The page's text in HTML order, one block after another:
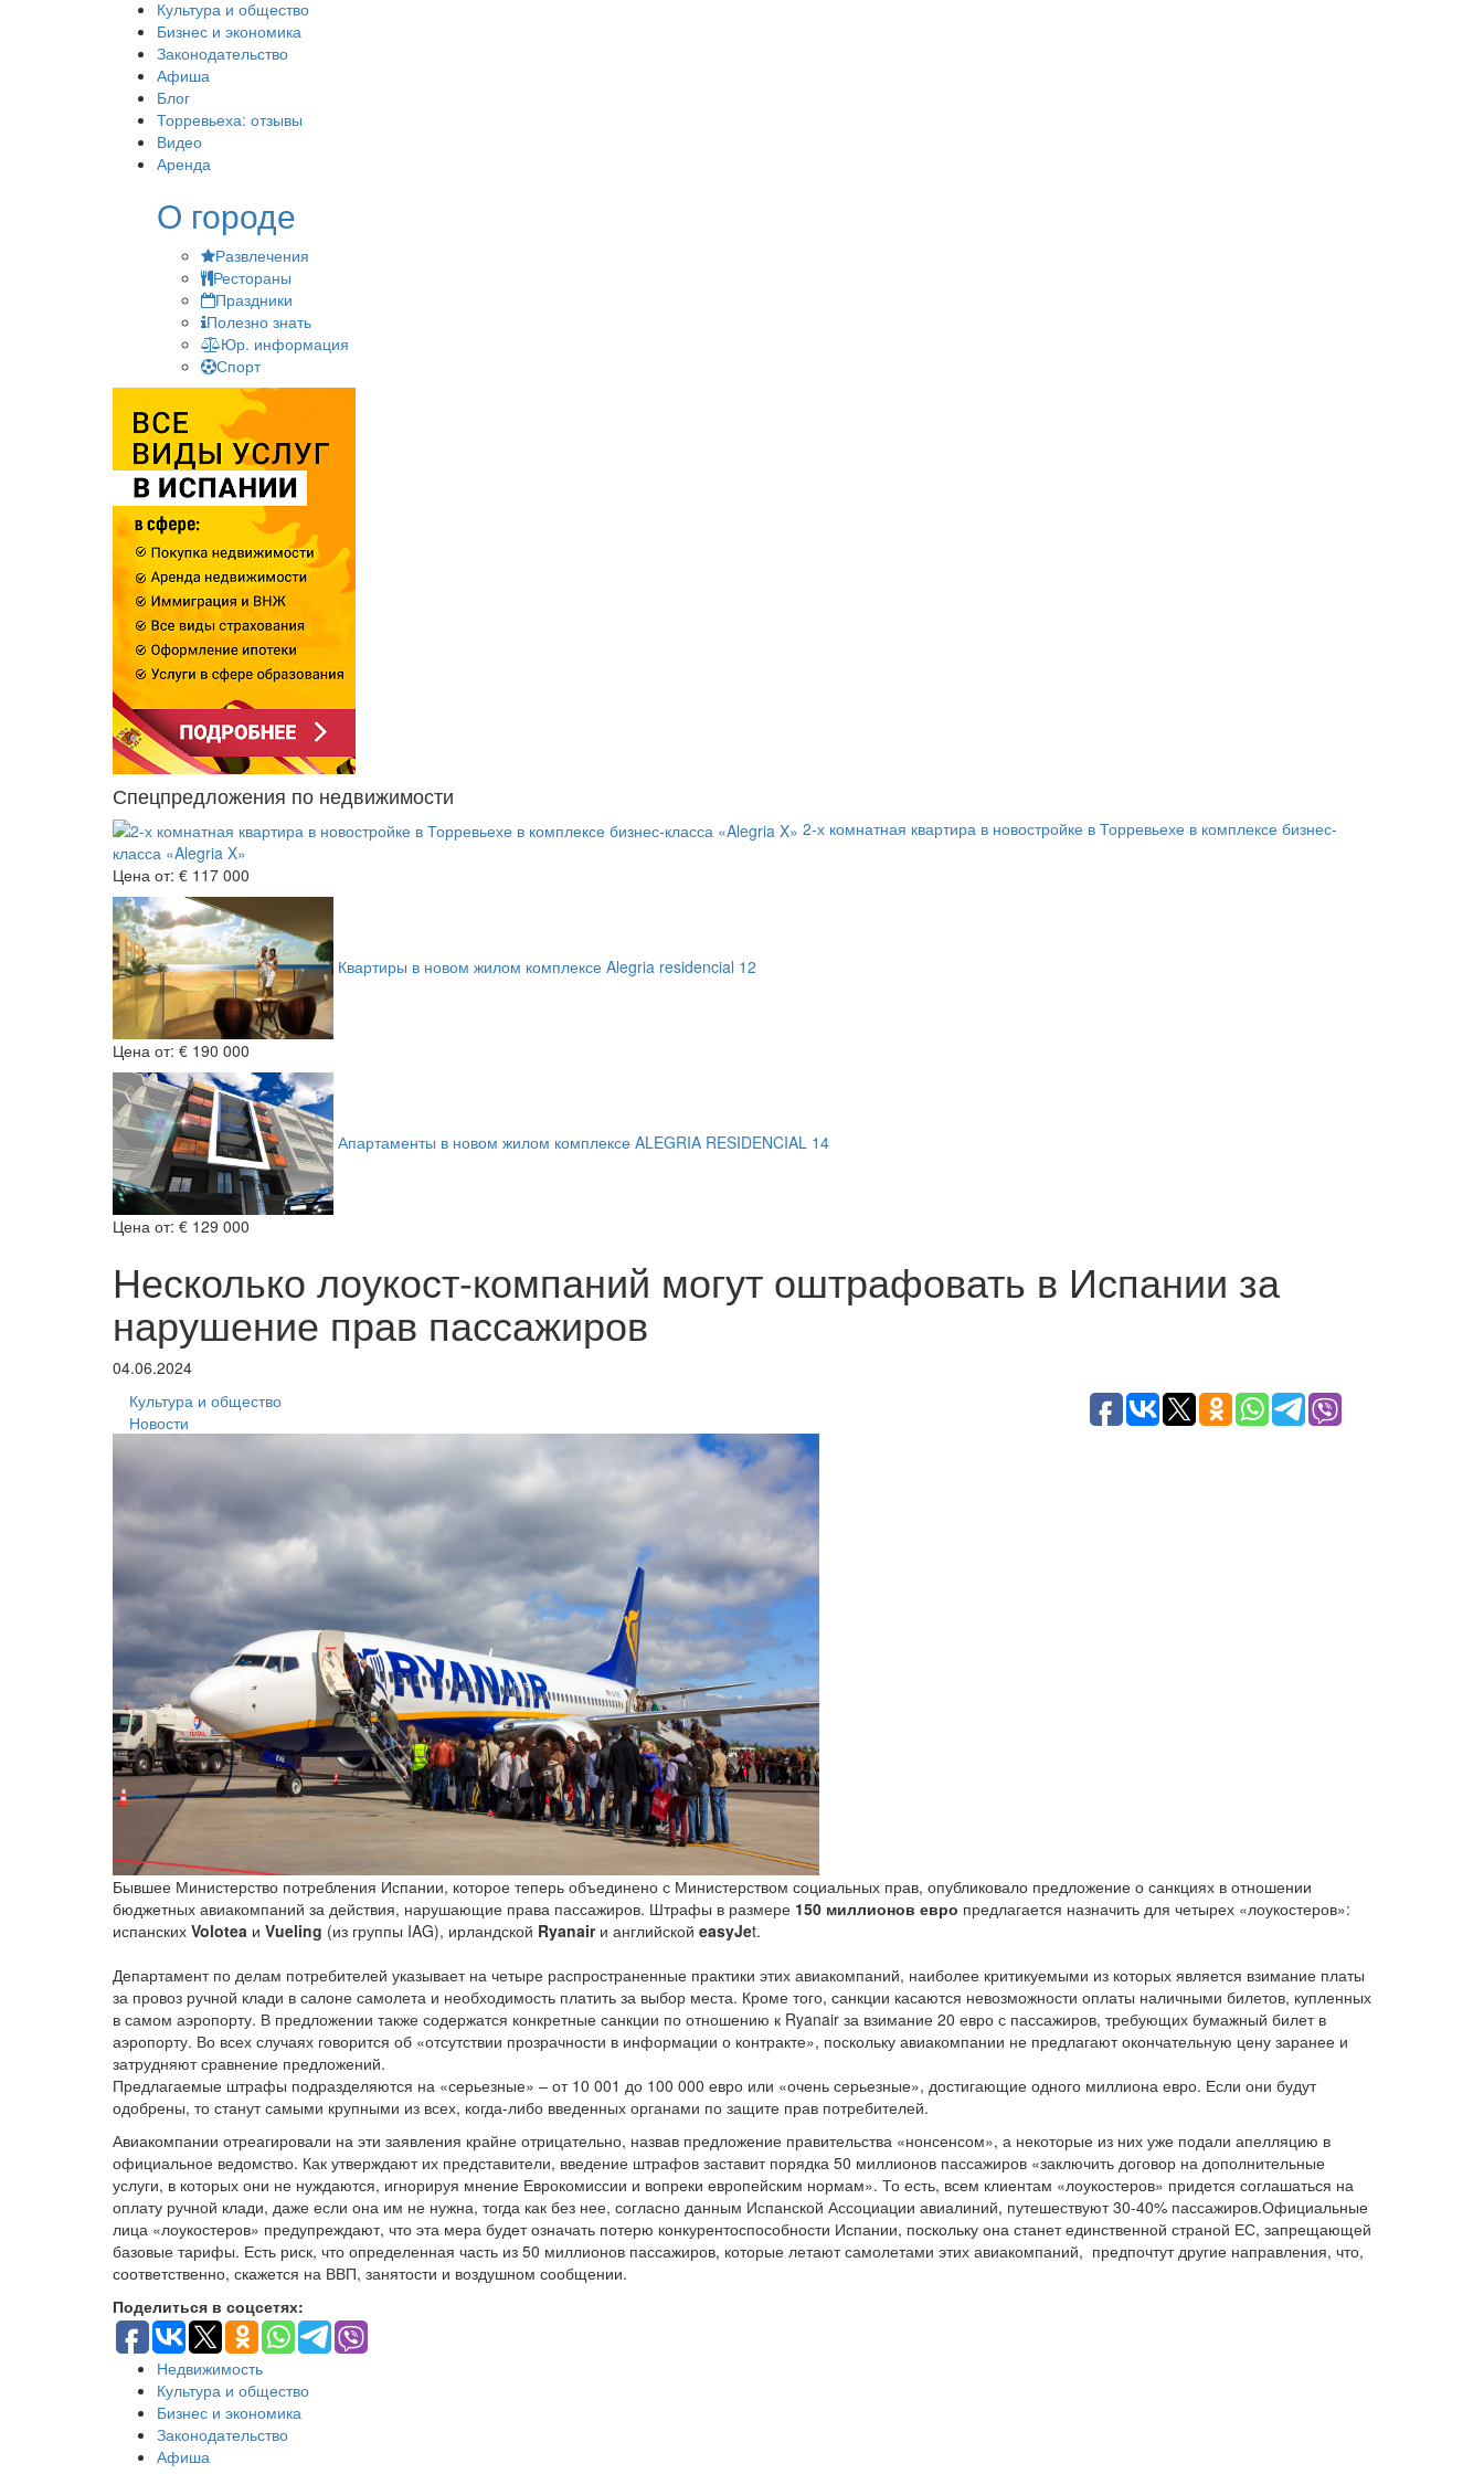
Культура и общество
Бизнес и экономика
Законодательство
Афиша
Блог
Торревьеха: отзывы
Видео
Аренда
О городе
Развлечения
Рестораны
Праздники
Полезно знать
Юр. информация
Спорт
Спецпредложения по недвижимости
2-х комнатная квартира в новостройке в Торревьехе в комплексе бизнес-
класса «Alegria X»
Цена от: € 117 000
Квартиры в новом жилом комплексе Alegria residencial 12
Цена от: € 190 000
Апартаменты в новом жилом комплексе ALEGRIA RESIDENCIAL 14
Цена от: € 129 000
Несколько лоукост-компаний могут оштрафовать в Испании за
нарушение прав пассажиров
04.06.2024
Культура и общество
Новости
Бывшее Министерство потребления Испании, которое теперь объединено с Министерством социальных прав, опубликовало предложение о санкциях в отношении
бюджетных авиакомпаний за действия, нарушающие права пассажиров. Штрафы в размере 150 миллионов евро предлагается назначить для четырех «лоукостеров»:
испанских Volotea и Vueling (из группы IAG), ирландской Ryanairи английской easyJet.
Департамент по делам потребителей указывает на четыре распространенные практики этих авиакомпаний, наиболее критикуемыми из которых является взимание платы
за провоз ручной клади в салоне самолета и необходимость платить за выбор места. Кроме того, санкции касаются невозможности оплаты наличными билетов, купленных
в самом аэропорту. В предложении также содержатся конкретные санкции по отношению к Ryanair за взимание 20 евро с пассажиров, требующих бумажный билет в
аэропорту. Во всех случаях говорится об «отсутствии прозрачности в информации о контракте», поскольку авиакомпании не предлагают окончательную цену заранее и
затрудняют сравнение предложений.
Предлагаемые штрафы подразделяются на «серьезные» – от 10 001 до 100 000 евро или «очень серьезные», достигающие одного миллиона евро. Если они будут
одобрены, то станут самыми крупными из всех, когда-либо введенных органами по защите прав потребителей.
Авиакомпании отреагировали на эти заявления крайне отрицательно, назвав предложение правительства «нонсенсом», а некоторые из них уже подали апелляцию в
официальное ведомство. Как утверждают их представители, введение штрафов заставит порядка 50 миллионов пассажиров «заключить договор на дополнительные
услуги, в которых они не нуждаются, игнорируя мнение Еврокомиссии и вопреки европейским нормам». То есть, всем клиентам «лоукостеров» придется соглашаться на
оплату ручной клади, даже если она им не нужна, тогда как без нее, согласно данным Испанской Ассоциации авиалиний, путешествуют 30-40% пассажиров.Официальные
лица «лоукостеров» предупреждают, что эта мера будет означать потерю конкурентоспособности Испании, поскольку она станет единственной страной ЕС, запрещающей
базовые тарифы. Есть риск, что определенная часть из 50 миллионов пассажиров, которые летают самолетами этих авиакомпаний, предпочтут другие направления, что,
соответственно, скажется на ВВП, занятости и воздушном сообщении.
Поделиться в соцсетях:
Недвижимость
Культура и общество
Бизнес и экономика
Законодательство
Афиша